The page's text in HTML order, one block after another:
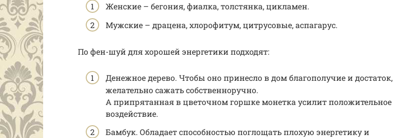
Женские – бегония, фиалка, толстянка, цикламен.
Мужские – драцена, хлорофитум, цитрусовые, аспагарус.
По фен-шуй для хорошей энергетики подходят:
Денежное дерево. Чтобы оно принесло в дом благополучие и достаток,
желательно сажать собственноручно.
А припрятанная в цветочном горшке монетка усилит положительное
воздействие.
Бамбук. Обладает способностью поглощать плохую энергетику и